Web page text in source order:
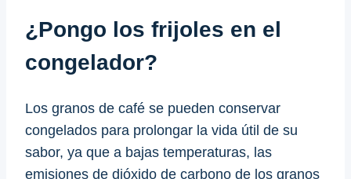
¿Pongo los frijoles en el
congelador?
Los granos de café se pueden conservar
congelados para prolongar la vida útil de su
sabor, ya que a bajas temperaturas, las
emisiones de dióxido de carbono de los granos